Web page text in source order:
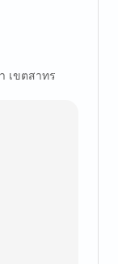
เขตสาทร